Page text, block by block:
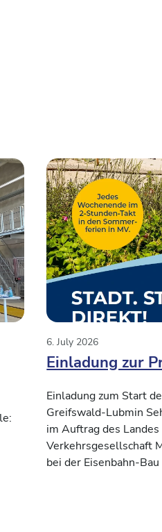
Einladung zur
6. July 2026
Einladung zum Start
Greifswald-Lubmin
im Auftrag des
Verkehrsgesellschaft
bei der Eisenbahn-